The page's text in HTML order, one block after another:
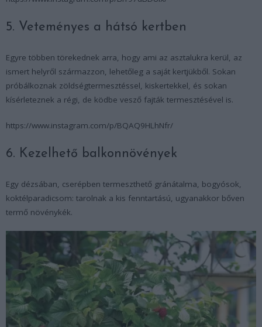
5. Veteményes a hátsó kertben
Egyre többen törekednek arra, hogy ami az asztalukra kerül, az
ismert helyről származzon, lehetőleg a saját kertjükből. Sokan
próbálkoznak zöldségtermesztéssel, kiskertekkel, és sokan
kísérleteznek a régi, de ködbe vesző fajták termesztésével is.
https://www.instagram.com/p/BQAQ9HLhNfr/
6. Kezelhető balkonnövények
Egy dézsában, cserépben termeszthető gránátalma, bogyósok,
koktélparadicsom: tarolnak a kis fenntartású, ugyanakkor bőven
termő növénykék.